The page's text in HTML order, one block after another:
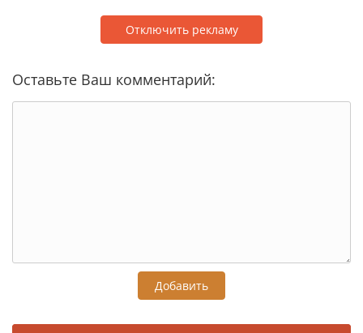
Отключить рекламу
Оставьте Ваш комментарий:
Добавить